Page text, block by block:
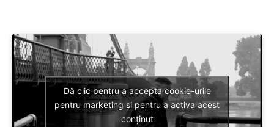
Dă clic pentru a accepta cookie-urile
pentru marketing și pentru a activa acest
conținut